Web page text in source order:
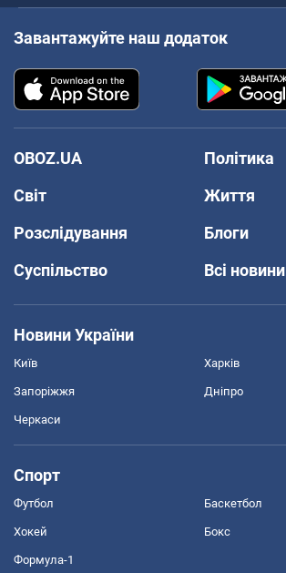
Завантажуйте наш додаток
OBOZ.UA
Політика
Світ
Життя
Розслідування
Блоги
Суспільство
Всі новини
Новини України
Київ Харків
Запоріжжя Дніпро
Черкаси
Спорт
Футбол Баскетбол
Хокей Бокс
Формула-1